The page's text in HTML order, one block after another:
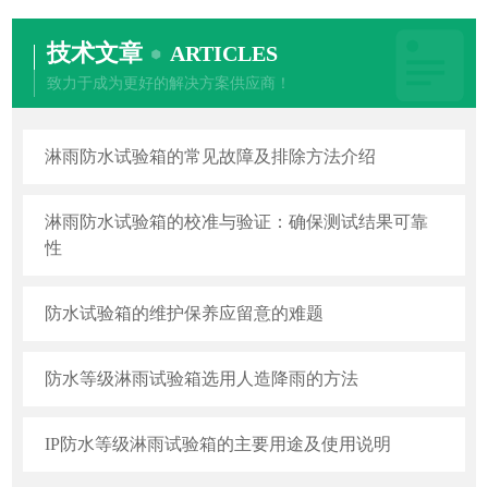
技术文章 ARTICLES
致力于成为更好的解决方案供应商！
淋雨防水试验箱的常见故障及排除方法介绍
淋雨防水试验箱的校准与验证：确保测试结果可靠
性
防水试验箱的维护保养应留意的难题
防水等级淋雨试验箱选用人造降雨的方法
IP防水等级淋雨试验箱的主要用途及使用说明